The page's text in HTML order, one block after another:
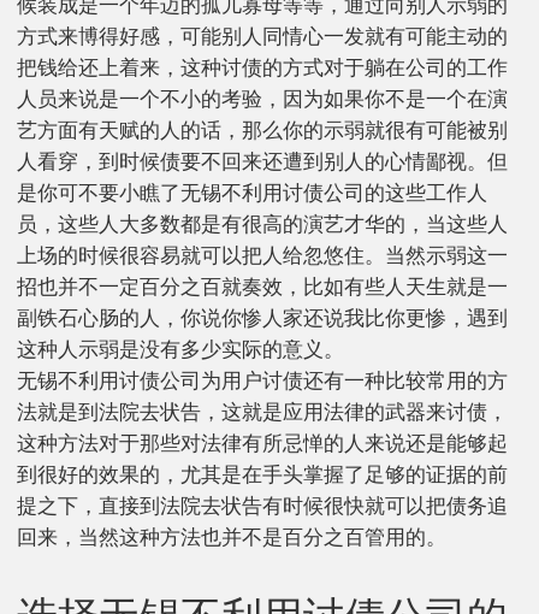
候装成是一个年迈的孤儿寡母等等，通过向别人示弱的
方式来博得好感，可能别人同情心一发就有可能主动的
把钱给还上着来，这种讨债的方式对于躺在公司的工作
人员来说是一个不小的考验，因为如果你不是一个在演
艺方面有天赋的人的话，那么你的示弱就很有可能被别
人看穿，到时候债要不回来还遭到别人的心情鄙视。但
是你可不要小瞧了无锡不利用讨债公司的这些工作人
员，这些人大多数都是有很高的演艺才华的，当这些人
上场的时候很容易就可以把人给忽悠住。当然示弱这一
招也并不一定百分之百就奏效，比如有些人天生就是一
副铁石心肠的人，你说你惨人家还说我比你更惨，遇到
这种人示弱是没有多少实际的意义。
无锡不利用讨债公司为用户讨债还有一种比较常用的方
法就是到法院去状告，这就是应用法律的武器来讨债，
这种方法对于那些对法律有所忌惮的人来说还是能够起
到很好的效果的，尤其是在手头掌握了足够的证据的前
提之下，直接到法院去状告有时候很快就可以把债务追
回来，当然这种方法也并不是百分之百管用的。